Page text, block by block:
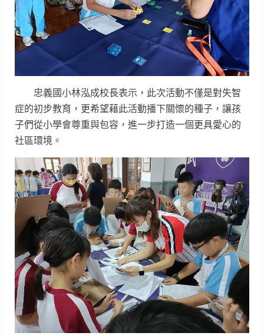
忠義國小林泓成校長表示，此次活動不僅是對失智
症的初步教育，更希望藉此活動播下關懷的種子，讓孩
子們從小學會尊重與包容，進一步打造一個更具愛心的
社區環境。